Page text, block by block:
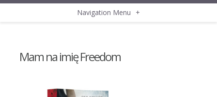
Navigation Menu +
Mam na imię Freedom